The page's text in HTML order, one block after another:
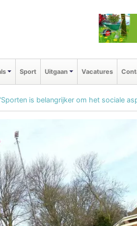
Sport Uitgaan Vacatures
is belangrijker om het sociale